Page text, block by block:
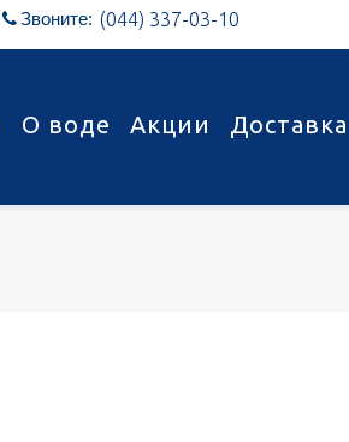
 Звоните: (044) 337-03-10
О воде Акции Доставка